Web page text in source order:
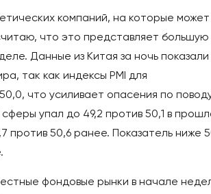
компаний, на которые может
что это представляет большую
Данные из Китая за ночь показали
так как индексы PMI для
что усиливает опасения по
упал до 49,2 против 50,1 в
против 50,6 ранее. Показатель ниже
фондовые рынки в начале